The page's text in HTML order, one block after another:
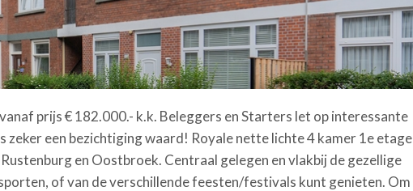
prijs € 182.000.- k.k. Beleggers en Starters let op interessante
een bezichtiging waard! Royale nette lichte 4 kamer 1e etage
en Oostbroek. Centraal gelegen en vlakbij de gezellige
of van de verschillende feesten/festivals kunt genieten. Om